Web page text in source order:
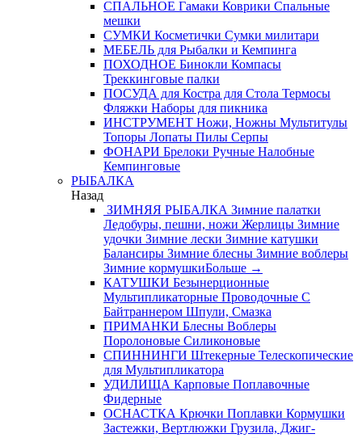
СПАЛЬНОЕ Гамаки Коврики Спальные
мешки
СУМКИ Косметички Сумки милитари
МЕБЕЛЬ для Рыбалки и Кемпинга
ПОХОДНОЕ Бинокли Компасы
Треккинговые палки
ПОСУДА для Костра для Стола Термосы
Фляжки Наборы для пикника
ИНСТРУМЕНТ Ножи, Ножны Мультитулы
Топоры Лопаты Пилы Серпы
ФОНАРИ Брелоки Ручные Налобные
Кемпинговые
РЫБАЛКА
Назад
ЗИМНЯЯ РЫБАЛКА Зимние палатки
Ледобуры, пешни, ножи Жерлицы Зимние
удочки Зимние лески Зимние катушки
Балансиры Зимние блесны Зимние воблеры
Зимние кормушкиБольше →
КАТУШКИ Безынерционные
Мультипликаторные Проводочные С
Байтраннером Шпули, Смазка
ПРИМАНКИ Блесны Воблеры
Поролоновые Силиконовые
СПИННИНГИ Штекерные Телескопические
для Мультипликатора
УДИЛИЩА Карповые Поплавочные
Фидерные
ОСНАСТКА Крючки Поплавки Кормушки
Застежки, Вертлюжки Грузила, Джиг-